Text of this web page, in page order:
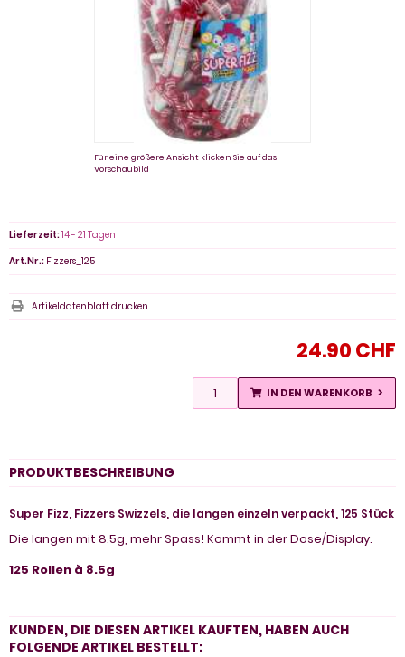
Für eine größere Ansicht klicken Sie auf das
Vorschaubild
24.90 CHF
IN DEN WARENKORB
Lieferzeit:14 - 21 Tagen
Art.Nr.: Fizzers_125
Artikeldatenblatt drucken
PRODUKTBESCHREIBUNG
Super Fizz, Fizzers Swizzels, die langen einzeln verpackt, 125 Stück
Die langen mit 8.5g, mehr Spass! Kommt in der Dose/Display.
125 Rollen à 8.5g
KUNDEN, DIE DIESEN ARTIKEL KAUFTEN, HABEN AUCH
FOLGENDE ARTIKEL BESTELLT: